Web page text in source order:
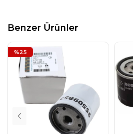
Benzer Ürünler
%25